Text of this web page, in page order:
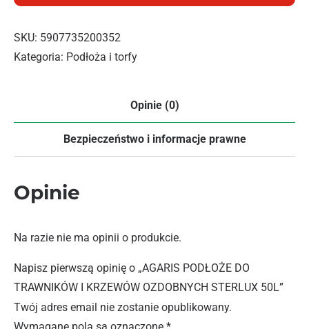
SKU: 5907735200352
Kategoria: Podłoża i torfy
Opinie (0)
Bezpieczeństwo i informacje prawne
Opinie
Na razie nie ma opinii o produkcie.
Napisz pierwszą opinię o „AGARIS PODŁOŻE DO
TRAWNIKÓW I KRZEWÓW OZDOBNYCH STERLUX 50L”
Twój adres email nie zostanie opublikowany.